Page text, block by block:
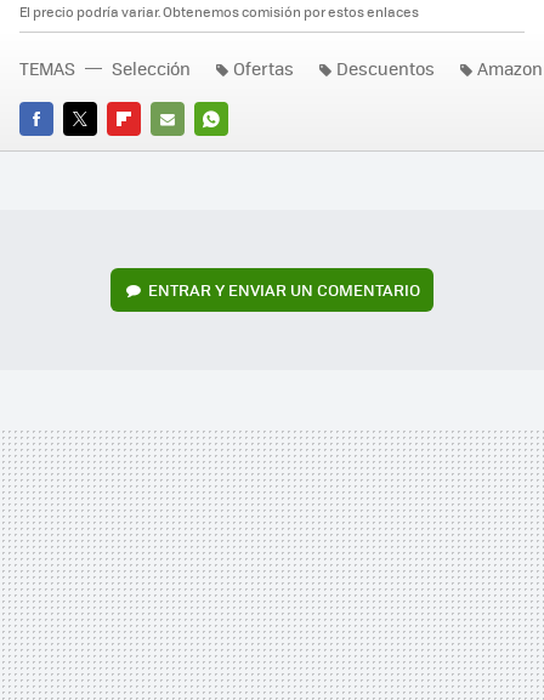
El precio podría variar. Obtenemos comisión por estos enlaces
FACEBOOK
TWITTERFLIPBOARD
E-
WHATSAPP
TEMAS Selección Ofertas Descuentos
ENTRAR Y ENVIAR UN COMENTARIO